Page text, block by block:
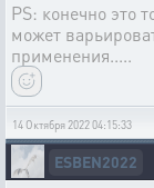
PS: конечно это
может
применения.....
14 Октября 2022 04:15:33
ESBEN2022